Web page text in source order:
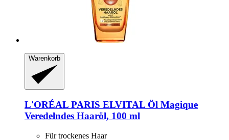
Warenkorb
L'ORÉAL PARIS ELVITAL Öl Magique
Veredelndes Haaröl, 100 ml
Für trockenes Haar